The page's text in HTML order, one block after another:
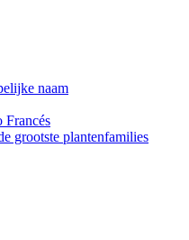
naam
Francés
grootste plantenfamilies